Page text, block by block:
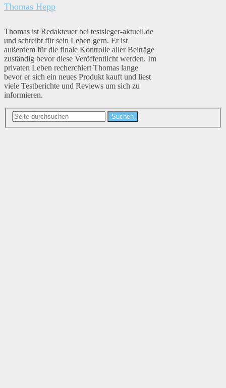
Thomas Hepp
Thomas ist Redakteuer bei testsieger-aktuell.de
und schreibt für sein Leben gern. Er ist
außerdem für die finale Kontrolle aller Beiträge
zuständig bevor diese Veröffentlicht werden. Im
privaten Leben recherchiert Thomas lange
bevor er sich ein neues Produkt kauft und liest
viele Testberichte und Reviews um sich zu
informieren.
Suchen